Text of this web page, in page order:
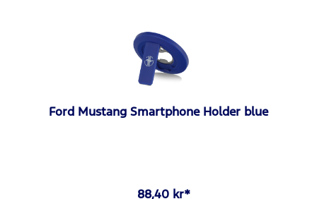
Ford Mustang Smartphone Holder blue
88,40 kr*